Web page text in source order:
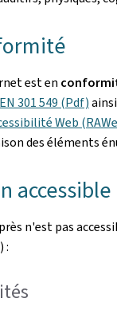
est en
EN 301 549 (Pdf)
Web
des éléments
accessible
n'est pas
: